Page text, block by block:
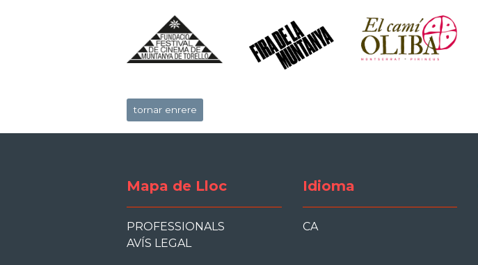
tornar enrere
Mapa de Lloc
PROFESSIONALS
AVÍS LEGAL
Idioma
CA